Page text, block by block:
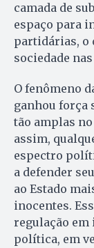
camada de
espaço para
partidárias, o
sociedade
O fenômeno
ganhou força
tão amplas
assim,
espectro
a defender
ao Estado
inocentes.
regulação
política, em